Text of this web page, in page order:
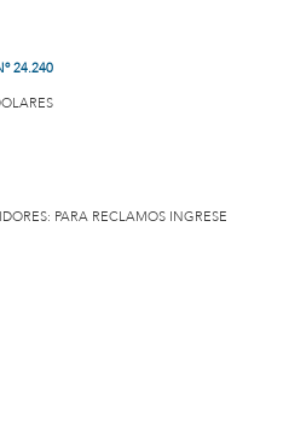
24.240
PARA RECLAMOS INGRESE